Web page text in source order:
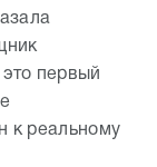
первый
к реальному